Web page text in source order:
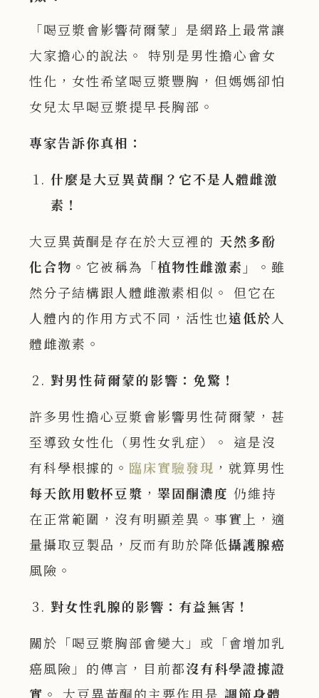
「喝豆漿會影響荷爾蒙」是網路上最常讓
大家擔心的說法。 特別是男性擔心會女
性化，女性希望喝豆漿豐胸，但媽媽卻怕
女兒太早喝豆漿提早長胸部。
專家告訴你真相：
什麼是大豆異黃酮？它不是人體雌激
素！
大豆異黃酮是存在於大豆裡的 天然多酚
化合物 。它被稱為 「植物性雌激素」
。雖
然分子結構跟人體雌激素相似。 但它在
人體內的作用方式不同，活性也遠低於人
體雌激素。
對男性荷爾蒙的影響：免驚！
許多男性擔心豆漿會影響男性荷爾蒙，甚
至導致女性化（男性女乳症）。 這是沒
有科學根據的。 臨床實驗發現 ，就算男性
每天飲用數杯豆漿 ，睪固酮濃度 仍維持
在正常範圍，沒有明顯差異。事實上，適
量攝取豆製品，反而有助於降低攝護腺癌
風險。
對女性乳腺的影響：有益無害！
關於「喝豆漿胸部會變大」或「會增加乳
癌風險」的傳言，目前都沒有科學證據證
實 。 大豆異黃酮的主要作用是調節身體